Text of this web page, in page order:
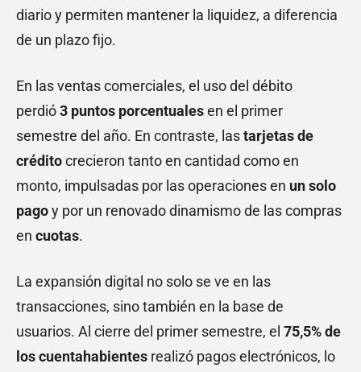
diario y permiten mantener la liquidez, a diferencia
de un plazo fijo.
En las ventas comerciales, el uso del débito
perdió3 puntos porcentualesen el primer
semestre del año. En contraste, lastarjetas de
créditocrecieron tanto en cantidad como en
monto, impulsadas por las operaciones en un solo
pagoy por un renovado dinamismo de las compras
en cuotas.
La expansión digital no solo se ve en las
transacciones, sino también en la base de
usuarios. Al cierre del primer semestre, el 75,5% de
los cuentahabientes realizó pagos electrónicos, lo